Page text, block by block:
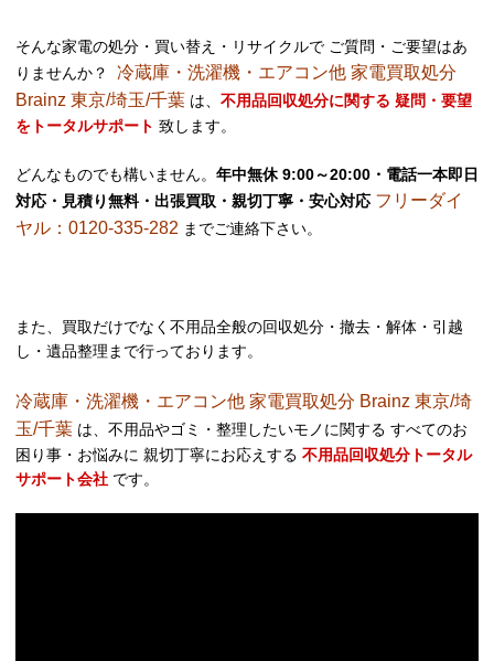
そんな家電の処分・買い替え・リサイクルで ご質問・ご要望はあ
りませんか？ 冷蔵庫・洗濯機・エアコン他 家電買取処分
Brainz 東京/埼玉/千葉 は、 不用品回収処分に関する 疑問・要望
をトータルサポート 致します。
どんなものでも構いません。 年中無休 9:00～20:00・電話一本即日
対応・見積り無料・出張買取・親切丁寧・安心対応 フリーダイ
ヤル：0120-335-282 までご連絡下さい。
また、買取だけでなく不用品全般の回収処分・撤去・解体・引越
し・遺品整理まで行っております。
冷蔵庫・洗濯機・エアコン他 家電買取処分 Brainz 東京/埼
玉/千葉 は、不用品やゴミ・整理したいモノに関する すべてのお
困り事・お悩みに 親切丁寧にお応えする 不用品回収処分トータル
サポート会社 です。